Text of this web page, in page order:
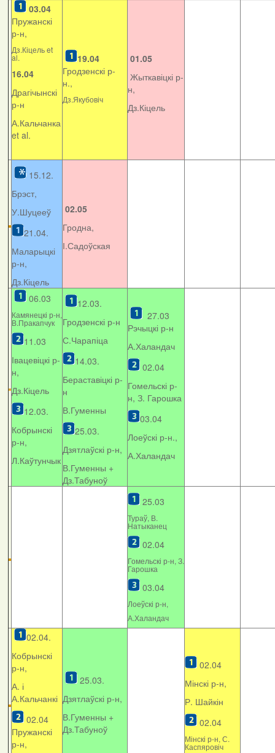
03.04
Пружанскі
р-н,
Дз.Кіцель et
al.
16.04
Драгічынскі
р-н
А.Кальчанка
et al.
19.04
Гродзенскі р-
н.,
Дз.Якубовіч
01.05
Жыткавіцкі р-
н,
Дз.Кіцель
15.12.
Брэст,
У.Шуцееў
21.04.
Маларыцкі
р-н,
Дз.Кіцель
02.05
Гродна,
І.Садоўская
06.03
Камянецкі р-н,
В.Пракапчук
11.03
Івацевіцкі р-
н,
Дз.Кіцель
12.03.
Кобрынскі
р-н,
Л.Каўтунчык
12.03.
Гродзенскі р-н
С.Чарапіца
14.03.
Бераставіцкі р-
н
В.Гуменны
25.03.
Дзятлаўскі р-н,
В.Гуменны +
Дз.Табуноў
27.03
Рэчыцкі р-н
А.Халандач
02.04
Гомельскі р-
н, З. Гарошка
03.04
Лоеўскі р-н.,
А.Халандач
25.03
Тураў, В.
Натыканец
02.04
Гомельскі р-н, З.
Гарошка
03.04
Лоеўскі р-н,
А.Халандач
02.04.
Кобрынскі
р-н,
А. і
А.Кальчанкі
02.04
Пружанскі
р-н,
25.03.
Дзятлаўскі р-н,
В.Гуменны +
Дз.Табуноў
02.04
Мінскі р-н,
Р. Шайкін
02.04
Мінскі р-н, С.
Каспяровіч